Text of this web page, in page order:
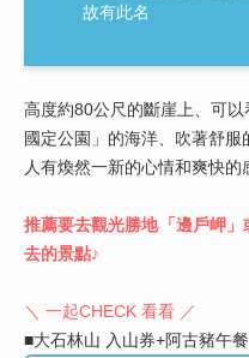
故有此名
高度約80公尺的斷崖上、可
國定公園」的海洋、吹著舒
人有煥然一新的心情和爽快的
推薦要去觀光勝地「邊戶岬
去的景點♪
＼ 一起CHECK 看看 ／
■大石林山 入山券+阿古豬午餐